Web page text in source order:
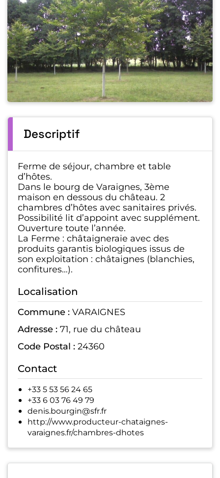
Descriptif
Ferme de séjour, chambre et table
d’hôtes.
Dans le bourg de Varaignes, 3ème
maison en dessous du château. 2
chambres d’hôtes avec sanitaires privés.
Possibilité lit d’appoint avec supplément.
Ouverture toute l’année.
La Ferme : châtaigneraie avec des
produits garantis biologiques issus de
son exploitation : châtaignes (blanchies,
confitures…).
Localisation
Commune : VARAIGNES
Adresse : 71, rue du château
Code Postal : 24360
Contact
+33 5 53 56 24 65
+33 6 03 76 49 79
denis.bourgin@sfr.fr
http://www.producteur-chataignes-
varaignes.fr/chambres-dhotes